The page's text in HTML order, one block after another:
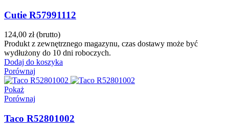
Cutie R57991112
124,00 zł (brutto)
Produkt z zewnętrznego magazynu, czas dostawy może być
wydłużony do 10 dni roboczych.
Dodaj do koszyka
Porównaj
Pokaż
Porównaj
Taco R52801002